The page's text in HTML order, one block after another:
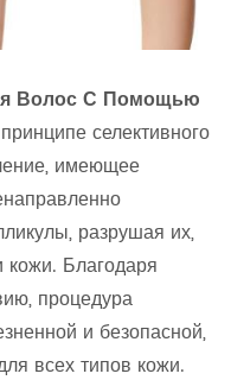
Волос С Помощью
селективного
имеющее
разрушая их,
кожи. Благодаря
процедура
и безопасной,
всех типов кожи.